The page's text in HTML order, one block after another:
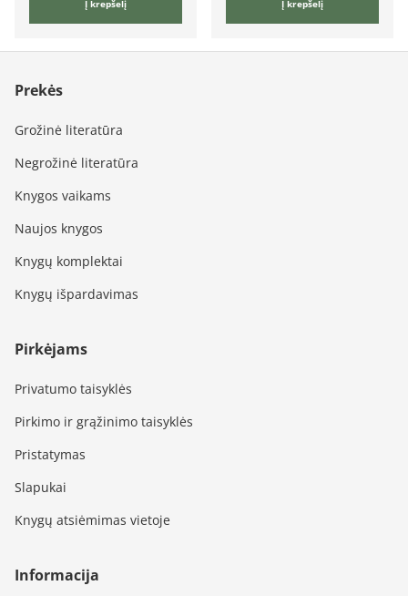
Į krepšelį Į krepšelį
Prekės
Grožinė literatūra
Negrožinė literatūra
Knygos vaikams
Naujos knygos
Knygų komplektai
Knygų išpardavimas
Pirkėjams
Privatumo taisyklės
Pirkimo ir grąžinimo taisyklės
Pristatymas
Slapukai
Knygų atsiėmimas vietoje
Informacija